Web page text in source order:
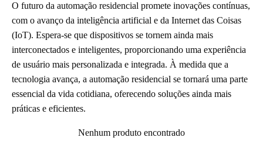
O futuro da automação residencial promete inovações contínuas,
com o avanço da inteligência artificial e da Internet das Coisas
(IoT). Espera-se que dispositivos se tornem ainda mais
interconectados e inteligentes, proporcionando uma experiência
de usuário mais personalizada e integrada. À medida que a
tecnologia avança, a automação residencial se tornará uma parte
essencial da vida cotidiana, oferecendo soluções ainda mais
práticas e eficientes.
Nenhum produto encontrado